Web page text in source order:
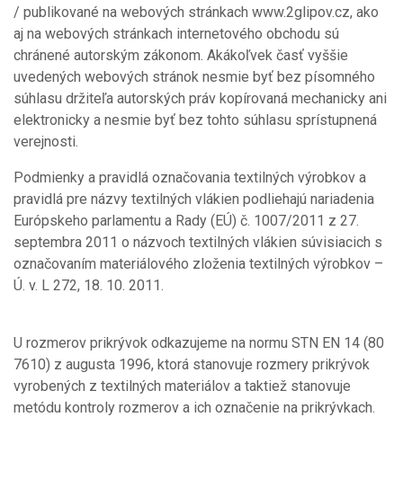
/ publikované na webových stránkach www.2glipov.cz, ako
aj na webových stránkach internetového obchodu sú
chránené autorským zákonom. Akákoľvek časť vyššie
uvedených webových stránok nesmie byť bez písomného
súhlasu držiteľa autorských práv kopírovaná mechanicky ani
elektronicky a nesmie byť bez tohto súhlasu sprístupnená
verejnosti.
Podmienky a pravidlá označovania textilných výrobkov a
pravidlá pre názvy textilných vlákien podliehajú nariadenia
Európskeho parlamentu a Rady (EÚ) č. 1007/2011 z 27.
septembra 2011 o názvoch textilných vlákien súvisiacich s
označovaním materiálového zloženia textilných výrobkov –
Ú. v. L 272, 18. 10. 2011.
U rozmerov prikrývok odkazujeme na normu STN EN 14 (80
7610) z augusta 1996, ktorá stanovuje rozmery prikrývok
vyrobených z textilných materiálov a taktiež stanovuje
metódu kontroly rozmerov a ich označenie na prikrývkach.